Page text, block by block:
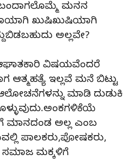
ಬಂದಾಗಲೊಮ್ಮೆ ಮನನ
ಖುಷಿಖುಷಿಯಾಗಿ
ಅಲ್ಲವೇ?
ಆಘಾತಕಾರಿ ವಿಷಯವೆಂದರೆ
ಆತ್ಮಹತ್ಯೆ ಇಲ್ಲವೆ ಮನೆ ಬಿಟ್ಟು
ಮಾಡಿ ದುಡುಕಿ
ಮಾನದಂಡ ಅಲ್ಲ ಎಂಬ
ಪಾಲಕರು,ಪೋಷಕರು,
ಸಮಾಜ ಮಕ್ಕಳಿಗೆ